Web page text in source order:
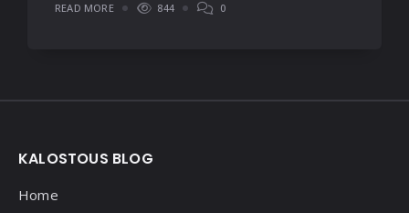
READ MORE 844 0
Widgets
KALOSTOUS BLOG
Home